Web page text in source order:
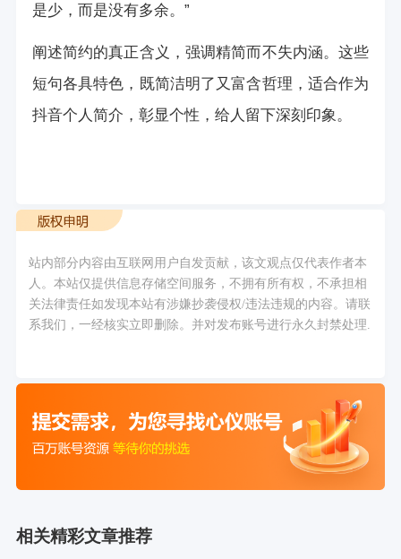
是少，而是没有多余。”
阐述简约的真正含义，强调精简而不失内涵。这些
短句各具特色，既简洁明了又富含哲理，适合作为
抖音个人简介，彰显个性，给人留下深刻印象。
站内部分内容由互联网用户自发贡献，该文观点仅代表作者本
人。本站仅提供信息存储空间服务，不拥有所有权，不承担相
关法律责任如发现本站有涉嫌抄袭侵权/违法违规的内容。请联
系我们，一经核实立即删除。并对发布账号进行永久封禁处理.
相关精彩文章推荐